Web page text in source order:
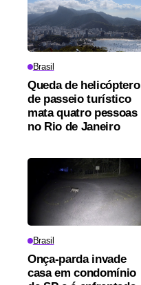
Brasil
Queda de helicóptero
de passeio turístico
mata quatro pessoas
no Rio de Janeiro
Brasil
Onça-parda invade
casa em condomínio